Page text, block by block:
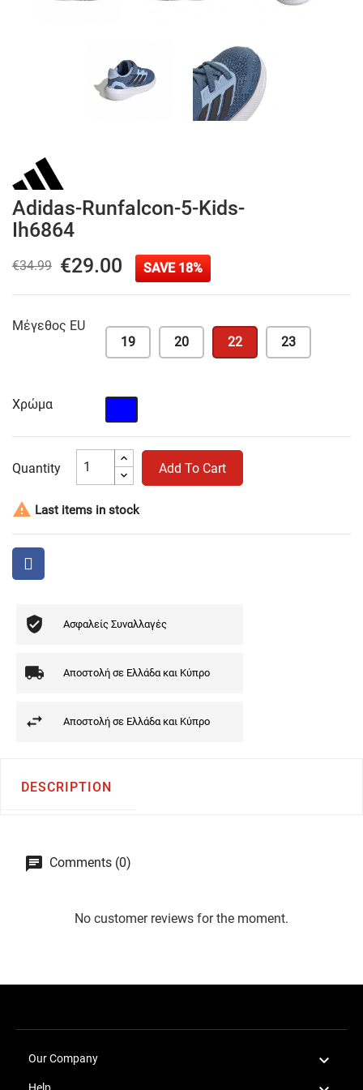
Adidas-Runfalcon-5-Kids-
Ih6864
€34.99 €29.00 SAVE 18%
Μέγεθος EU
19
20 22 23
Χρώμα
Quantity Add To Cart
 Last items in stock
Ασφαλείς Συναλλαγές
Αποστολή σε Ελλάδα και Κύπρο
Αποστολή σε Ελλάδα και Κύπρο
DESCRIPTION
Comments (0)
No customer reviews for the moment.
Our Company 